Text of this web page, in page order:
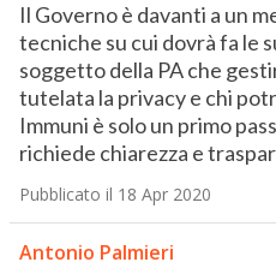
Il Governo è davanti a un
tecniche su cui dovrà fa le
soggetto della PA che
tutelata la privacy e chi
Immuni è solo un primo
richiede chiarezza e
Pubblicato il 18 Apr 2020
Antonio Palmieri